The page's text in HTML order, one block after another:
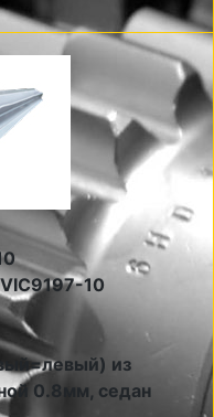
10
из
0.8мм, седан